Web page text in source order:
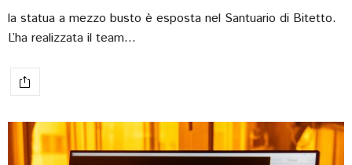
la statua a mezzo busto è esposta nel Santuario di Bitetto.
L’ha realizzata il team…